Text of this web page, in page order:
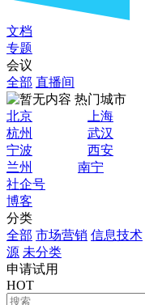
文档
专题
会议
全部 直播间
热门城市
北京
上海
杭州
武汉
宁波
西安
兰州
南宁
社企号
博客
分类
全部 市场营销 信息技术
源 未分类
申请试用
HOT